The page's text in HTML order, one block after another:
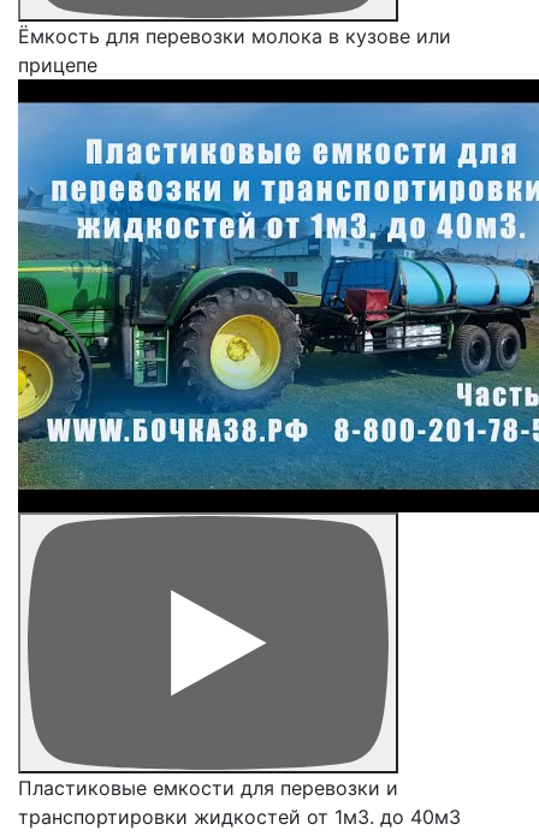
Ёмкость для перевозки молока в кузове или
прицепе
Пластиковые емкости для перевозки и
транспортировки жидкостей от 1м3. до 40м3